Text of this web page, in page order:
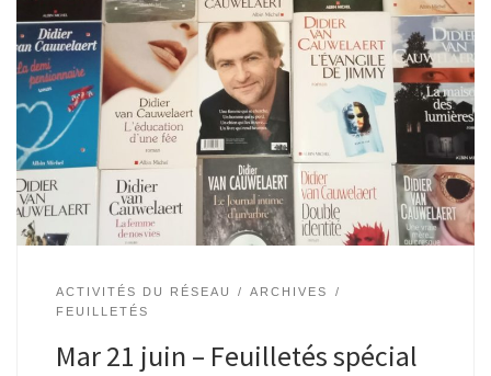
Suivant un fil inédit, un bibliothécaire propose un éventail
de livres, fraîchement imprimés ou épuisés, reconnus ou
oubliés… Une traversée de l’oeuvre de Didier van
Cauwelaert à l’occasion de ses […]
ACTIVITÉS DU RÉSEAU
ARCHIVES
FEUILLETÉS
Mar 21 juin – Feuilletés spécial